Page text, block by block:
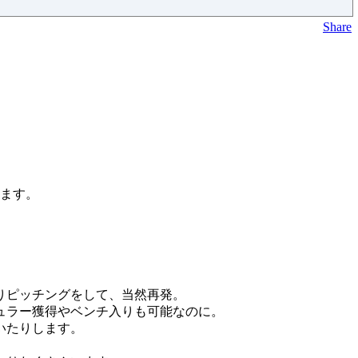
Share
す。
ッチングをして、当然再発。
ー獲得やベンチ入りも可能なのに。
りします。